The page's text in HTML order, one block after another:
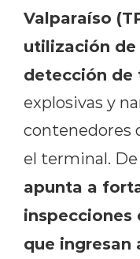
Valparaíso
utilización de
detección de
explosivas y
contenedores
el terminal.
apunta a
inspecciones
que